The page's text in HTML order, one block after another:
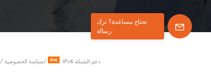
/ سياسة الخصوصية/ IPv6 دعم الشبكة
تحتاج مساعدة؟ ترك
رسالة